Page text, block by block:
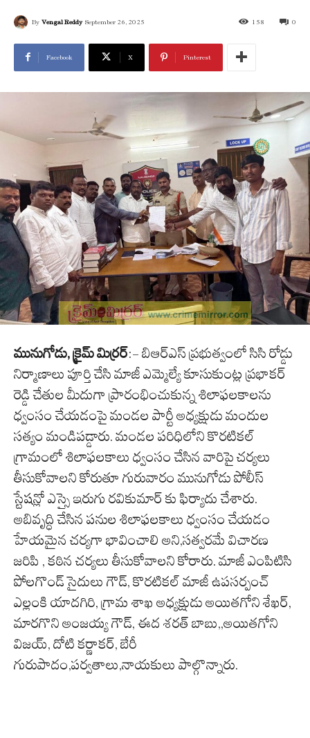
By Vengal Reddy September 26, 2025 0
158
Facebook X Pinterest
మునుగోడు, క్రైమ్ మిర్రర్:- బిఆర్ఎస్ ప్రభుత్వంలో సిసి రోడ్డు
నిర్మాణాలు పూర్తి చేసి మాజీ ఎమ్మెల్యే కూసుకుంట్ల ప్రభాకర్
రెడ్డి చేతుల మీదుగా ప్రారంభించుకున్న శిలాఫలకాలను
ధ్వంసం చేయడంపై మండల పార్టీ అధ్యక్షుడు మందుల
సత్యం మండిపడ్డారు. మండల పరిధిలోని కొరటికల్
గ్రామంలో శిలాఫలకాలు ధ్వంసం చేసిన వారిపై చర్యలు
తీసుకోవాలని కోరుతూ గురువారం మునుగోడు పోలీస్
స్టేషన్లో ఎస్సై ఇరుగు రవికుమార్ కు ఫిర్యాదు చేశారు.
అబివృద్ధి చేసిన పనుల శిలాఫలకాలు ధ్వంసం చేయడం
హేయమైన చర్యగా భావించాలి అని,సత్వరమే విచారణ
జరిపి , కఠిన చర్యలు తీసుకోవాలని కోరారు. మాజీ ఎంపిటిసి
పోలగొండ్ సైదులు గౌడ్, కొరటికల్ మాజీ ఉపసర్పంచ్
ఎల్లంకి యాదగిరి, గ్రామ శాఖ అధ్యక్షుడు అయితగోని శేఖర్,
మారగొని అంజయ్య గౌడ్, ఈద శరత్ బాబు,,అయితగోని
విజయ్, దోటి కర్ణాకర్, బేరీ
గురుపాదం,పర్వతాలు,నాయకులు పాల్గొన్నారు.